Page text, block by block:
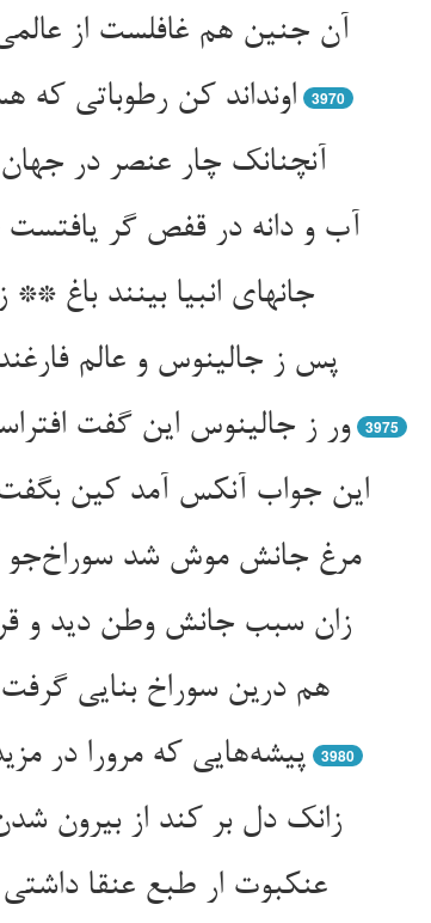
آن جنین هم غافلست از
اونداند کن رطوباتی
3970
آنچنانک چار عنصر در
آب و دانه در قفص گر
جانهای انبیا بینند باغ
پس ز جالینوس و عالم
ور ز جالینوس این گفت
3975
این جواب آنکس آمد کین
مرغ جانش موش شد سوراخ‌جو
زان سبب جانش وطن دید و
هم درین سوراخ بنایی
پیشه‌هایی که مرورا در
3980
زانک دل بر کند از بیرون
عنکبوت ار طبع عنقا